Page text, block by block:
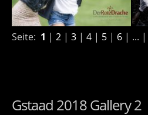
Seite: 1 | 2 | 3 | 4 | 5 | 6 | ... |
Gstaad 2018 Gallery 2